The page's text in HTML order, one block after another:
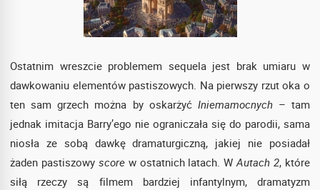
Ostatnim wreszcie problemem sequela jest brak umiaru w
dawkowaniu elementów pastiszowych. Na pierwszy rzut oka o
ten sam grzech można by oskarżyć Iniemamocnych– tam
jednak imitacja Barry’ego nie ograniczała się do parodii, sama
niosła ze sobą dawkę dramaturgiczną, jakiej nie posiadał
żaden pastiszowy scorew ostatnich latach. WAutach 2, które
siłą rzeczy są filmem bardziej infantylnym, dramatyzm